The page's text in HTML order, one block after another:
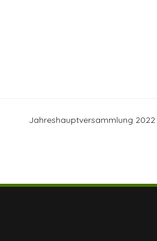
Jahreshauptversammlung 2022